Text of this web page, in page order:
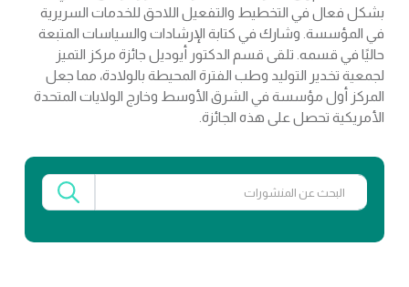
بشكل فعال في التخطيط والتفعيل اللاحق للخدمات السريرية
في المؤسسة. وشارك في كتابة الإرشادات والسياسات المتبعة
حاليًا في قسمه. تلقى قسم الدكتور أيوديل جائزة مركز التميز
لجمعية تخدير التوليد وطب الفترة المحيطة بالولادة، مما جعل
المركز أول مؤسسة في الشرق الأوسط وخارج الولايات المتحدة
الأمريكية تحصل على هذه الجائزة.